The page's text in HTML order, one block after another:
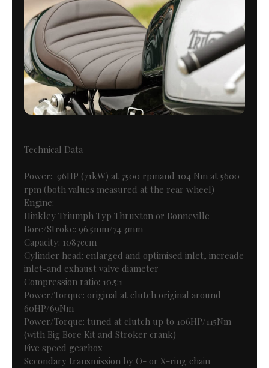
Technical Data
Power: 96HP (71kW) at 7500 rpmand 104 Nm at 5600
rpm (both values measured at the rear wheel)
Engine:
Hinkley Triumph Typ Thruxton or Bonneville
Bore/Stroke: 96.5mm/74.3mm
Capacity: 1087ccm
Cylinder head: enlarged and optimised inlet, increade
inlet-and exhaust valve diameter
Compression ratio: 10.5:1
Power/Torque: original at clutch original around
60HP/69Nm
Power/Torque: tuned at clutch up to 106HP/115Nm
(with Big Bore Kit and Stroker crank)
Five speed gearbox
Secondary transmission by O- or X-ring chain